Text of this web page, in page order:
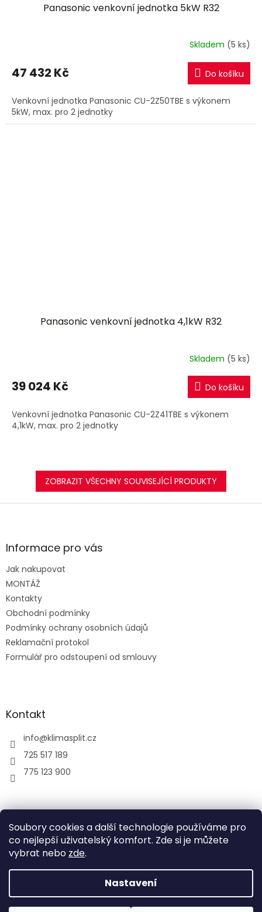
Soubory cookies a další technologie používáme pro
co nejlepší uživatelský komfort. Zde si je můžete
vybrat nebo zde.
Nastavení
Panasonic venkovní jednotka 5kW R32
Skladem (5 ks)
47 432 Kč Do košíku
Venkovní jednotka Panasonic CU-2Z50TBE s výkonem
5kW, max. pro 2 jednotky
Panasonic venkovní jednotka 4,1kW R32
Skladem (5 ks)
39 024 Kč Do košíku
Venkovní jednotka Panasonic CU-2Z41TBE s výkonem
4,1kW, max. pro 2 jednotky
ZOBRAZIT VŠECHNY SOUVISEJÍCÍ PRODUKTY
Z
aInformace pro vás
Jak nakupovat
MONTÁŽ
Kontakty
Obchodní podmínky
Podmínky ochrany osobních údajů
Reklamační protokol
Formulář pro odstoupení od smlouvy
Kontakt
info@klimasplit.cz
725 517 189
775 123 900
air-cool
Vytvořil Shoptet